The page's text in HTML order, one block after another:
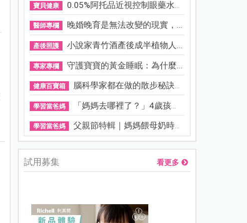
寶貝健康 0.05%阿托品近視控制眼藥水納...
醫師專欄 晚婚晚育是無法改變的現實，...
產後照護 小說家青竹酒產後成半植物人...
專家專欄 守護寶寶的黃金睡眠：為什麼...
健康百寶箱 腦科學家都在做的散步秘訣！...
學習當爸媽 「媽媽去哪裡了？」4歲孩子還...
學習當爸媽 父親節特輯｜媽媽餵母奶時，...
試用募集 看更多